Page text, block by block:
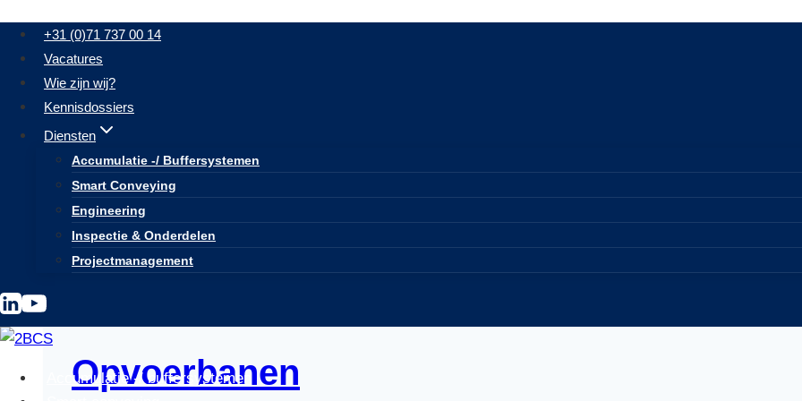
Doorgaan
naar
inhoud
+31 (0)71 737 00 14
Vacatures
Wie zijn wij?
Kennisdossiers
Diensten
Accumulatie -/ Buffersystemen
Smart Conveying
Engineering
Inspectie & Onderdelen
Projectmanagement
Accumulatie -/ buffersystemen
Opvoerbanen
Opvoerbanen